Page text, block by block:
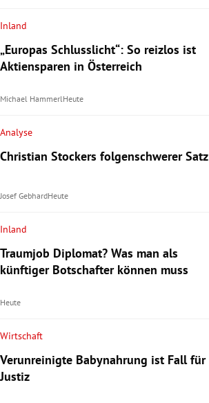
Inland
„Europas Schlusslicht“: So reizlos ist
Aktiensparen in Österreich
Michael HammerlHeute
Analyse
Christian Stockers folgenschwerer Satz
Josef GebhardHeute
Inland
Traumjob Diplomat? Was man als
künftiger Botschafter können muss
Heute
Wirtschaft
Verunreinigte Babynahrung ist Fall für
Justiz